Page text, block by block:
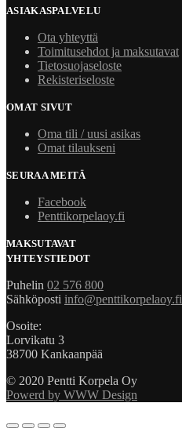
ASIAKASPALVELU
Ota yhteyttä
Toimitusehdot ja maksutavat
Tietosuojaseloste
Rekisteriseloste
OMAT SIVUT
Oma tili / uusi asikas
Omat tilaukseni
SEURAA MEITÄ
Facebook
Penttikorpelaoy.fi
MAKSUTAVAT
YHTEYSTIEDOT
Puhelin 02 576 800
Sähköposti info@penttikorpelaoy.fi
Osoite:
Lorvikatu 3
38700 Kankaanpää
© 2020 Pentti Korpela Oy
Powerd by WWW Design